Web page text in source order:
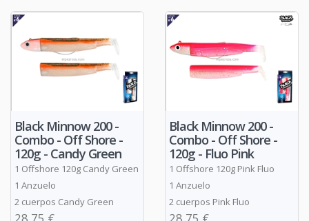
Black Minnow 200 -
Combo - Off Shore -
120g - Candy Green
1 Offshore 120g Candy Green
1 Anzuelo
2 cuerpos Candy Green
28,75 €
Black Minnow 200 -
Combo - Off Shore -
120g - Fluo Pink
1 Offshore 120g Pink Fluo
1 Anzuelo
2 cuerpos Pink Fluo
28,75 €